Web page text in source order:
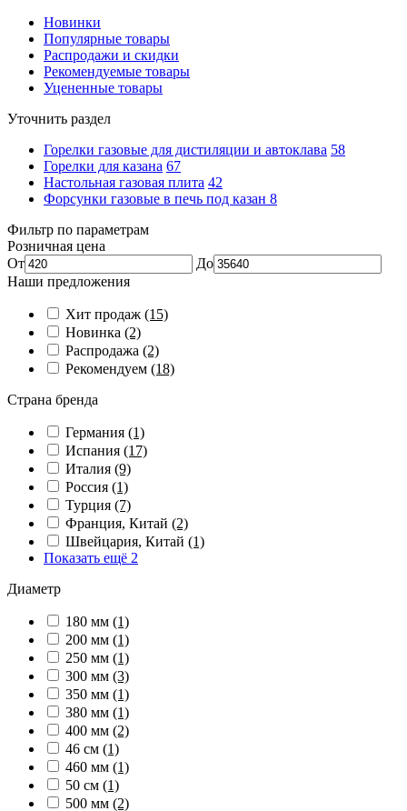
Новинки
Популярные товары
Распродажи и скидки
Рекомендуемые товары
Уцененные товары
Уточнить раздел
Горелки газовые для дистиляции и автоклава 58
Горелки для казана 67
Настольная газовая плита 42
Форсунки газовые в печь под казан 8
Фильтр по параметрам
Розничная цена
От
До
Наши предложения
Хит продаж (15)
Новинка (2)
Распродажа (2)
Рекомендуем (18)
Страна бренда
Германия (1)
Испания (17)
Италия (9)
Россия (1)
Турция (7)
Франция, Китай (2)
Швейцария, Китай (1)
Показать ещё 2
Диаметр
180 мм (1)
200 мм (1)
250 мм (1)
300 мм (3)
350 мм (1)
380 мм (1)
400 мм (2)
46 см (1)
460 мм (1)
50 см (1)
500 мм (2)